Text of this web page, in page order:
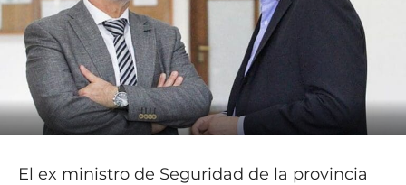
El ex ministro de Seguridad de la provincia